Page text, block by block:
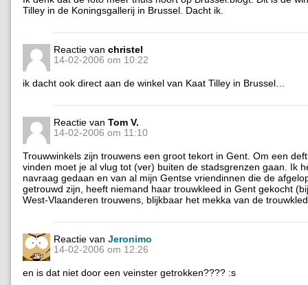
Tilley in de Koningsgallerij in Brussel. Dacht ik.
Reactie van christel
14-02-2006 om 10:22
ik dacht ook direct aan de winkel van Kaat Tilley in Brussel…
Reactie van Tom V.
14-02-2006 om 11:10
Trouwwinkels zijn trouwens een groot tekort in Gent. Om een
vinden moet je al vlug tot (ver) buiten de stadsgrenzen gaan. Ik
navraag gedaan en van al mijn Gentse vriendinnen die de
getrouwd zijn, heeft niemand haar trouwkleed in Gent gekocht
West-Vlaanderen trouwens, blijkbaar het mekka van de
Reactie van Jeronimo
14-02-2006 om 12:26
en is dat niet door een veinster getrokken???? :s